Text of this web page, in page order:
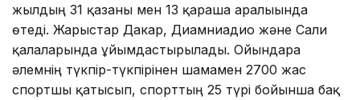
жылдың 31 қазаны мен 13 қараша аралығында
өтеді. Жарыстар Дакар, Диамниадио және Сали
қалаларында ұйымдастырылады. Ойындарға
әлемнің түкпір-түкпірінен шамамен 2700 жас
спортшы қатысып, спорттың 25 түрі бойынша бақ